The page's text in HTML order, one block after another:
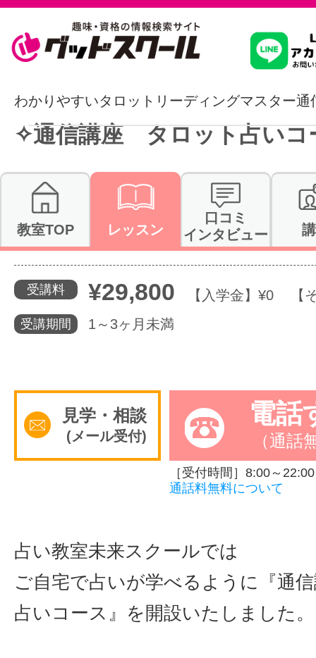
習いたいこ
スクールを
駅・路線か
やりたいこ
特集をみる
掲載のお問
わかりやすいタロットリーディングマスター
✧通信講座 タロット占いコ
教室TOP レッスン
口コミ
インタビュー
受講料 ¥29,800 【入学金】¥0 【
受講期間 1～3ヶ月未満
見学・相談
(メール受付)
電話
（通話
［受付時間］8:00～22:00
通話料無料について
占い教室未来スクールでは
ご自宅で占いが学べるように『通
占いコース』を開設いたしました。